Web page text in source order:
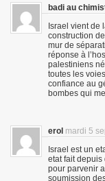
badi au
Israel vient de
construction
mur de
réponse à
palestiniens
toutes les
confiance au
bombes qui
erol mardi 5
Israel est un
etat fait
pour parvenir
soumission